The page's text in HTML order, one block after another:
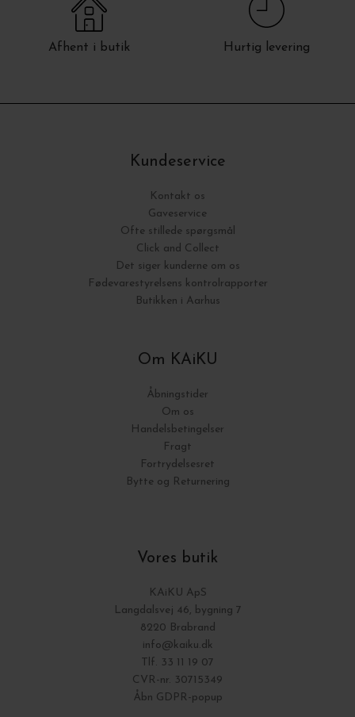
Afhent i butik Hurtig levering
Kundeservice
Kontakt os
Gaveservice
Ofte stillede spørgsmål
Click and Collect
Det siger kunderne om os
Fødevarestyrelsens kontrolrapporter
Butikken i Aarhus
Om KAiKU
Åbningstider
Om os
Handelsbetingelser
Fragt
Fortrydelsesret
Bytte og Returnering
Vores butik
KAiKU ApS
Langdalsvej 46, bygning 7
8220 Brabrand
info@kaiku.dk
Tlf. 33 11 19 07
CVR-nr. 30715349
Åbn GDPR-popup